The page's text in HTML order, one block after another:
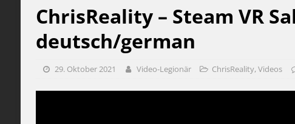
ChrisReality – Steam VR
deutsch/german
29. Oktober 2021 Video-Legionär ChrisReality,Videos